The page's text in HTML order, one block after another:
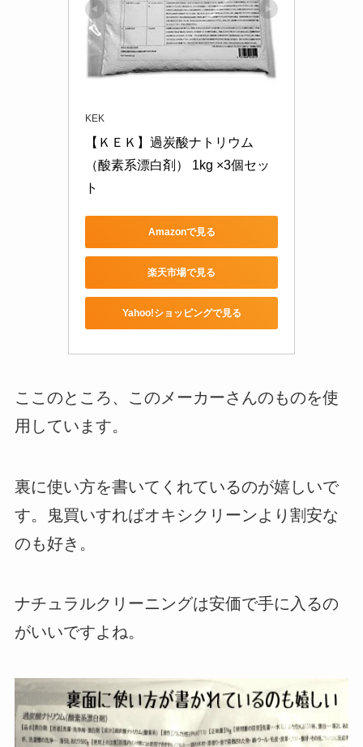
KEK
【ＫＥＫ】過炭酸ナトリウム
（酸素系漂白剤） 1kg ×3個セッ
ト
Amazonで見る
楽天市場で見る
Yahoo!ショッピングで見る
ここのところ、このメーカーさんのものを使
用しています。
裏に使い方を書いてくれているのが嬉しいで
す。鬼買いすればオキシクリーンより割安な
のも好き。
ナチュラルクリーニングは安価で手に入るの
がいいですよね。